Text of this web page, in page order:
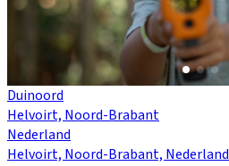
Duinoord
Helvoirt, Noord-Brabant
Nederland
Helvoirt, Noord-Brabant, Nederland